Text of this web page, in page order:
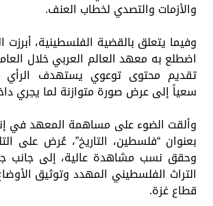
والأزمات والتصدي لخطاب العنف.
وفيما يتعلق بالقضية الفلسطينية، أبرزت
اضطلع به معهد العالم العربي خلال
تقديم محتوى توعوي يستهدف الرأي
سعياً إلى عرض صورة متوازنة لما يجري
وألقت الضوء على مساهمة المعهد في
بعنوان “فلسطين، التاريخ”، عُرض على
وحقق نسب مشاهدة عالية، إلى
التراث الفلسطيني المهدد وتوثيق
قطاع غزة.